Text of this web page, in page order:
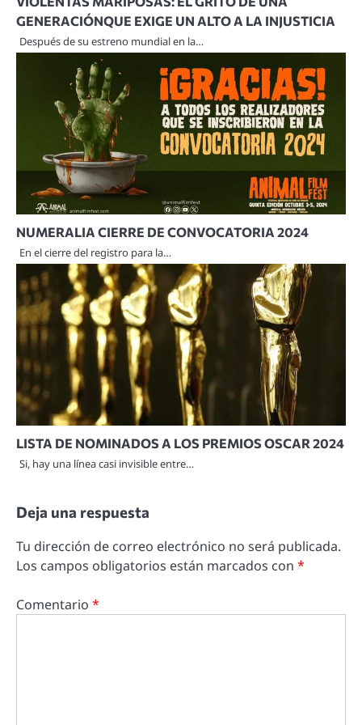
GENERACIÓNQUE EXIGE UN ALTO A LA INJUSTICIA
Después de su estreno mundial en la…
NUMERALIA CIERRE DE CONVOCATORIA 2024
En el cierre del registro para la…
LISTA DE NOMINADOS A LOS PREMIOS OSCAR 2024
Si, hay una línea casi invisible entre…
Deja una respuesta
Tu dirección de correo electrónico no será publicada.
Los campos obligatorios están marcados con *
Comentario *